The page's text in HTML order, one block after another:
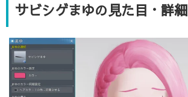
サビシゲまゆの見た目・詳細